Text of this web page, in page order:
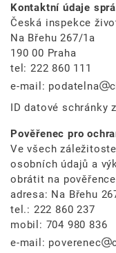
Kontaktní údaje
Česká inspekce
Na Břehu 267/1a
190 00 Praha
tel: 222 860 111
e-mail: podatelna
ID datové schránky
Pověřenec pro
Ve všech
osobních údajů a
obrátit na
adresa: Na Břehu
tel.: 222 860 237
mobil: 704 980 836
e-mail: poverenec